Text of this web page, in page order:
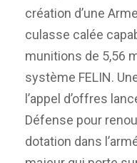
création d’une
culasse calée
munitions de 5,56
système FELIN.
l’appel d’offres
Défense pour
dotation dans